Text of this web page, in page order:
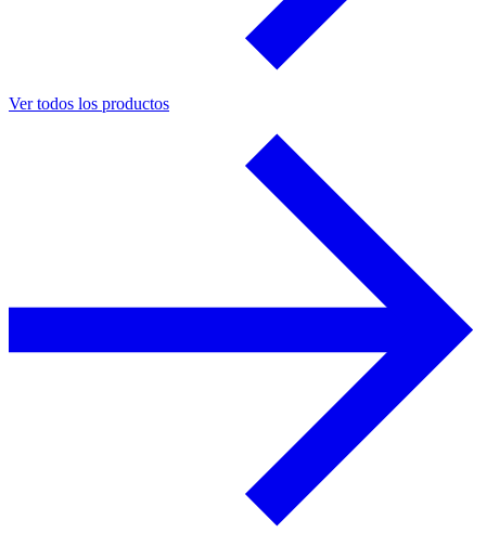
Ver todos los productos